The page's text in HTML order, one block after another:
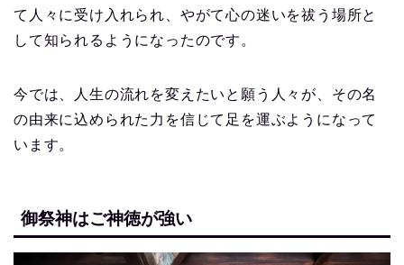
て人々に受け入れられ、やがて心の迷いを祓う場所と
して知られるようになったのです。
今では、人生の流れを変えたいと願う人々が、その名
の由来に込められた力を信じて足を運ぶようになって
います。
御祭神はご神徳が強い